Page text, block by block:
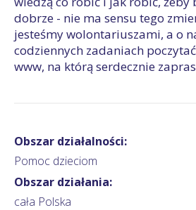
dobrze - nie ma sensu tego
jesteśmy wolontariuszami, a o
codziennych zadaniach
www, na którą serdecznie
Obszar działalności:
Pomoc dzieciom
Obszar działania:
cała Polska